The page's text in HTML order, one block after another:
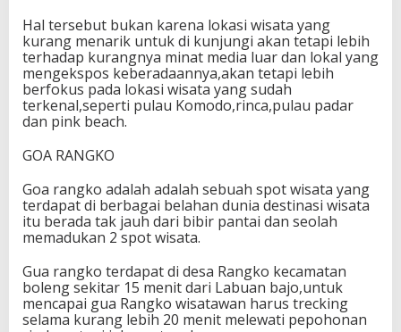
Hal tersebut bukan karena lokasi wisata yang
kurang menarik untuk di kunjungi akan tetapi lebih
terhadap kurangnya minat media luar dan lokal yang
mengekspos keberadaannya,akan tetapi lebih
berfokus pada lokasi wisata yang sudah
terkenal,seperti pulau Komodo,rinca,pulau padar
dan pink beach.
GOA RANGKO
Goa rangko adalah adalah sebuah spot wisata yang
terdapat di berbagai belahan dunia destinasi wisata
itu berada tak jauh dari bibir pantai dan seolah
memadukan 2 spot wisata.
Gua rangko terdapat di desa Rangko kecamatan
boleng sekitar 15 menit dari Labuan bajo,untuk
mencapai gua Rangko wisatawan harus trecking
selama kurang lebih 20 menit melewati pepohonan